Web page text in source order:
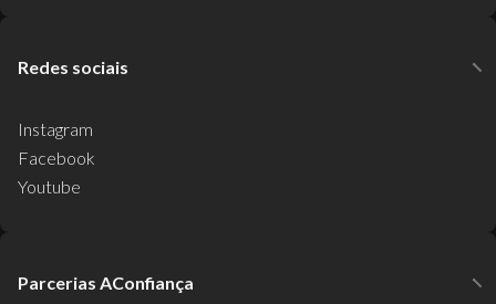
Redes sociais
Instagram
Facebook
Youtube
Parcerias AConfiança